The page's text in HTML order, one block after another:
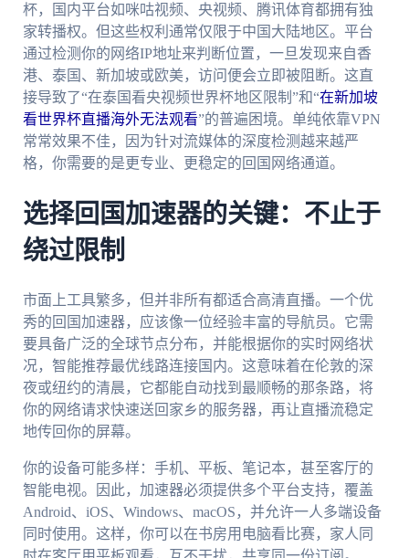
杯，国内平台如咪咕视频、央视频、腾讯体育都拥有独
家转播权。但这些权利通常仅限于中国大陆地区。平台
通过检测你的网络IP地址来判断位置，一旦发现来自香
港、泰国、新加坡或欧美，访问便会立即被阻断。这直
接导致了“在泰国看央视频世界杯地区限制”和“在新加坡
看世界杯直播海外无法观看”的普遍困境。单纯依靠VPN
常常效果不佳，因为针对流媒体的深度检测越来越严
格，你需要的是更专业、更稳定的回国网络通道。
选择回国加速器的关键：不止于
绕过限制
市面上工具繁多，但并非所有都适合高清直播。一个优
秀的回国加速器，应该像一位经验丰富的导航员。它需
要具备广泛的全球节点分布，并能根据你的实时网络状
况，智能推荐最优线路连接国内。这意味着在伦敦的深
夜或纽约的清晨，它都能自动找到最顺畅的那条路，将
你的网络请求快速送回家乡的服务器，再让直播流稳定
地传回你的屏幕。
你的设备可能多样：手机、平板、笔记本，甚至客厅的
智能电视。因此，加速器必须提供多个平台支持，覆盖
Android、iOS、Windows、macOS，并允许一人多端设备
同时使用。这样，你可以在书房用电脑看比赛，家人同